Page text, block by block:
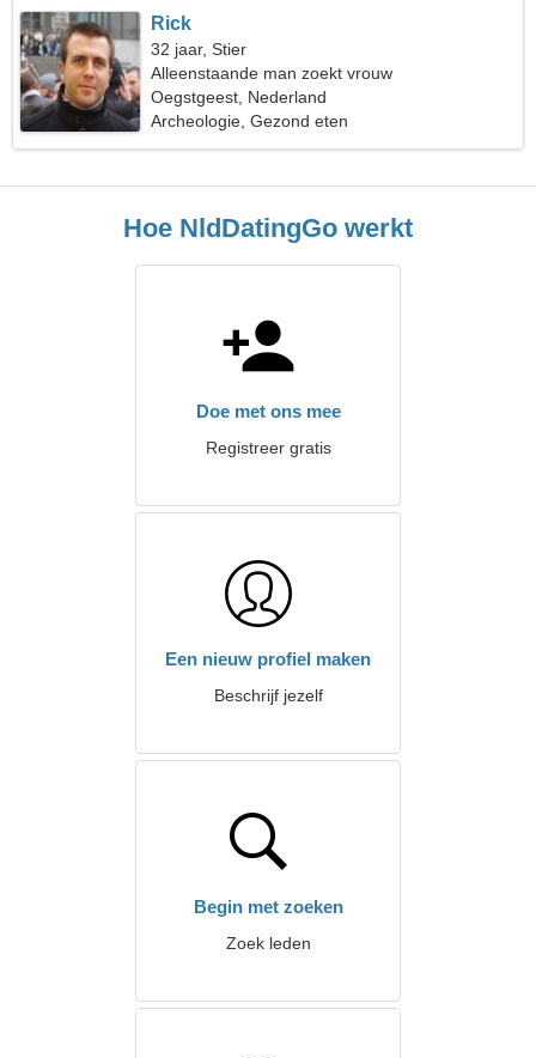
Rick
32 jaar, Stier
Alleenstaande man zoekt vrouw
Oegstgeest, Nederland
Archeologie, Gezond eten
Hoe NldDatingGo werkt
Doe met ons mee
Registreer gratis
Een nieuw profiel maken
Beschrijf jezelf
Begin met zoeken
Zoek leden